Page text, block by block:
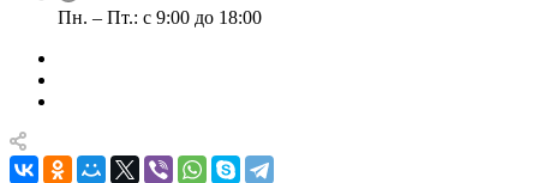
Пн. – Пт.: с 9:00 до 18:00